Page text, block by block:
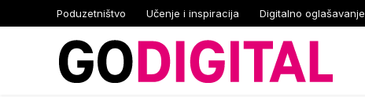
Poduzetništvo Učenje i inspiracija Digitalno oglašavanje